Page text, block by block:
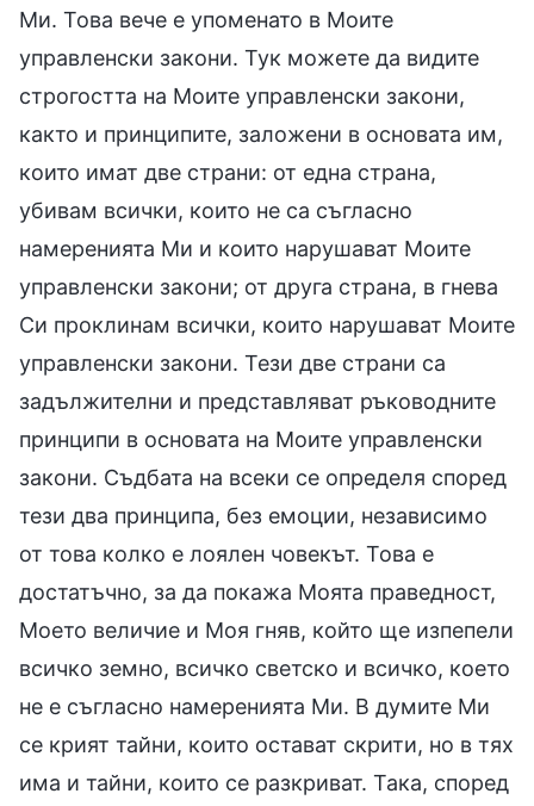
Ми. Това вече е упоменато в Моите
управленски закони. Тук можете да видите
строгостта на Моите управленски закони,
както и принципите, заложени в основата им,
които имат две страни: от една страна,
убивам всички, които не са съгласно
намеренията Ми и които нарушават Моите
управленски закони; от друга страна, в гнева
Си проклинам всички, които нарушават Моите
управленски закони. Тези две страни са
задължителни и представляват ръководните
принципи в основата на Моите управленски
закони. Съдбата на всеки се определя според
тези два принципа, без емоции, независимо
от това колко е лоялен човекът. Това е
достатъчно, за да покажа Моята праведност,
Моето величие и Моя гняв, който ще изпепели
всичко земно, всичко светско и всичко, което
не е съгласно намеренията Ми. В думите Ми
се крият тайни, които остават скрити, но в тях
има и тайни, които се разкриват. Така, според